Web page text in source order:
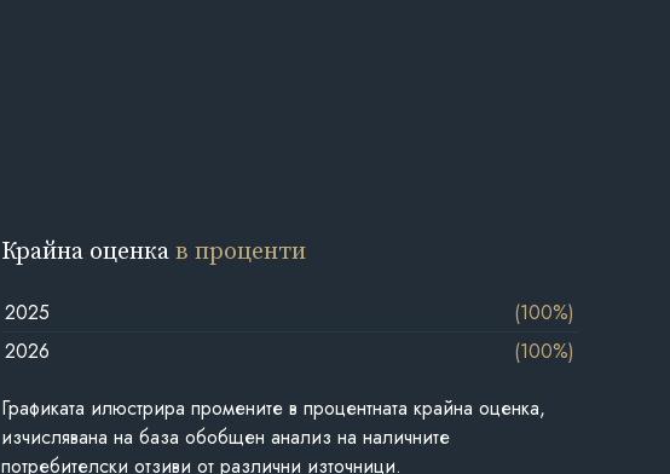
Крайна оценкав проценти
2025
(100%)
2026
(100%)
Графиката илюстрира промените в процентната крайна оценка,
изчислявана на база обобщен анализ на наличните
потребителски отзиви от различни източници.